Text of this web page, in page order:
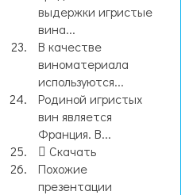
выдержки игристые
вина...
В качестве
виноматериала
используются...
Родиной игристых
вин является
Франция. В...
Скачать
Похожие
презентации